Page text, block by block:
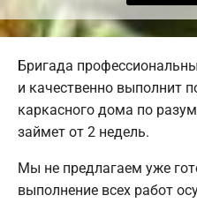
Бригада
и качественно выполнит
каркасного дома по
займет от 2 недель.
Мы не предлагаем уже
выполнение всех работ